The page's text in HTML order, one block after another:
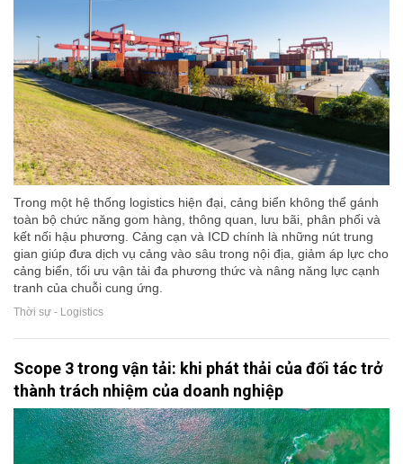
Trong một hệ thống logistics hiện đại, cảng biển không thể gánh
toàn bộ chức năng gom hàng, thông quan, lưu bãi, phân phối và
kết nối hậu phương. Cảng cạn và ICD chính là những nút trung
gian giúp đưa dịch vụ cảng vào sâu trong nội địa, giảm áp lực cho
cảng biển, tối ưu vận tải đa phương thức và nâng năng lực cạnh
tranh của chuỗi cung ứng.
Thời sự - Logistics
Scope 3 trong vận tải: khi phát thải của đối tác trở
thành trách nhiệm của doanh nghiệp